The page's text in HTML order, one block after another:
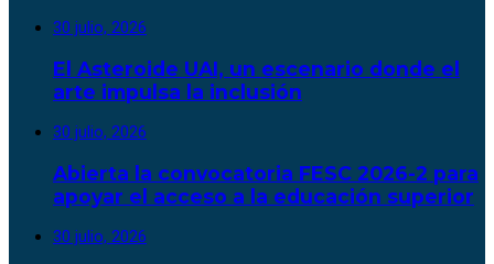
30 julio, 2026
El Asteroide UAI, un escenario donde el
arte impulsa la inclusión
30 julio, 2026
Abierta la convocatoria FESC 2026-2 para
apoyar el acceso a la educación superior
30 julio, 2026